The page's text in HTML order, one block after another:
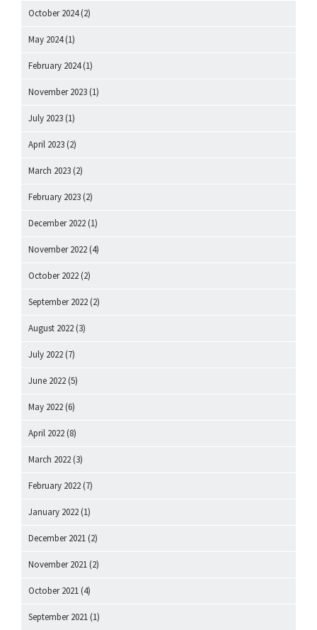
October 2024(2)
May 2024(1)
February 2024(1)
November 2023 (1)
July 2023 (1)
April 2023 (2)
March 2023 (2)
February 2023 (2)
December 2022 (1)
November 2022 (4)
October 2022 (2)
September 2022 (2)
August 2022 (3)
July 2022 (7)
June 2022 (5)
May 2022 (6)
April 2022 (8)
March 2022 (3)
February 2022 (7)
January 2022 (1)
December 2021 (2)
November 2021 (2)
October 2021 (4)
September 2021 (1)